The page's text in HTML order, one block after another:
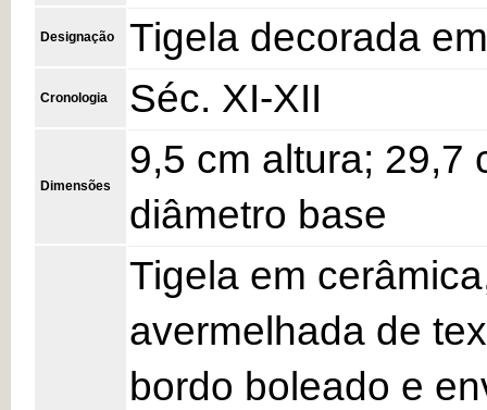
Designação Tigela decorada
Cronologia Séc. XI-XII
Dimensões
9,5 cm altura; 29,7
diâmetro base
Tigela em
avermelhada de
bordo boleado e